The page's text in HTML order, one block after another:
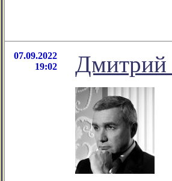
07.09.2022
19:02
Дмитрий